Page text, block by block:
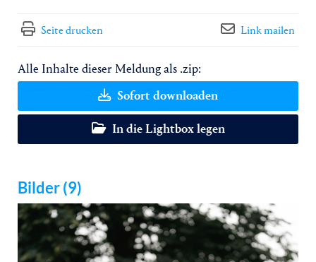
Seite drucken Link mailen
Alle Inhalte dieser Meldung als .zip:
Sofort downloaden
In die Lightbox legen
Bilder (9)